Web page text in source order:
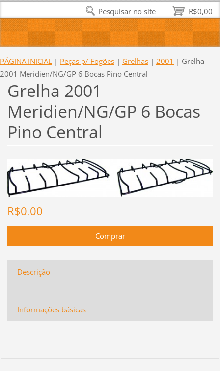
PÁGINA INICIAL | Peças p/ Fogões | Grelhas | 2001 | Grelha
2001 Meridien/NG/GP 6 Bocas Pino Central
Grelha 2001
Meridien/NG/GP 6 Bocas
Pino Central
R$0,00
Descrição
Informações básicas
R$0,00
Pesquisar no site